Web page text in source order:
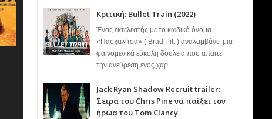
Κριτική: Bullet Train (2022)
Ένας εκτελεστής με το κωδικό όνομα…
«Πασχαλίτσα» ( Brad Pitt ) αναλαμβάνει μια
φαινομενικά εύκολη δουλειά που απαιτεί
την ανεύρεση ενός χαρ...
Jack Ryan Shadow Recruit trailer:
Σειρά του Chris Pine να παίξει τον
ήρωα του Tom Clancy